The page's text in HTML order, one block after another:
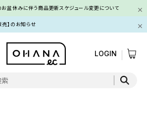
盆休みに伴う商品更新スケジュール変更について
】のお知らせ
LOGIN